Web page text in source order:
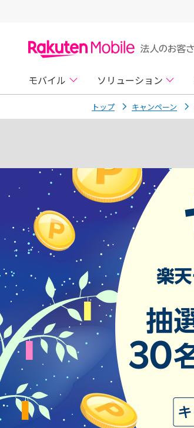
モバイル ソリューション
トップ キャンペーン